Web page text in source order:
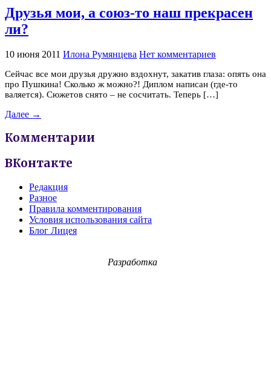
Друзья мои, а союз-то наш прекрасен
ли?
10 июня 2011 Илона Румянцева Нет комментариев
Сейчас все мои друзья дружно вздохнут, закатив глаза: опять она
про Пушкина! Сколько ж можно?! Диплом написан (где-то
валяется). Сюжетов снято – не сосчитать. Теперь […]
Далее →
Комментарии
ВКонтакте
Редакция
Разное
Правила комментирования
Условия использования сайта
Блог Лицея
Разработка